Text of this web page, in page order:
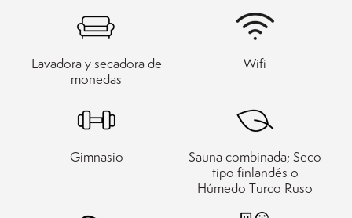
Lavadora y secadora de
monedas
Wifi
Gimnasio
Sauna combinada; Seco
tipo finlandés o
Húmedo Turco Ruso